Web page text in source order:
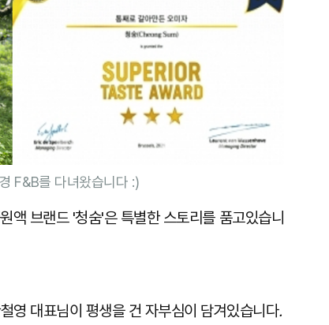
F&B를 다녀왔습니다 :)
액 브랜드 '청숨'은 특별한 스토리를 품고있습니
영 대표님이 평생을 건 자부심이 담겨있습니다.